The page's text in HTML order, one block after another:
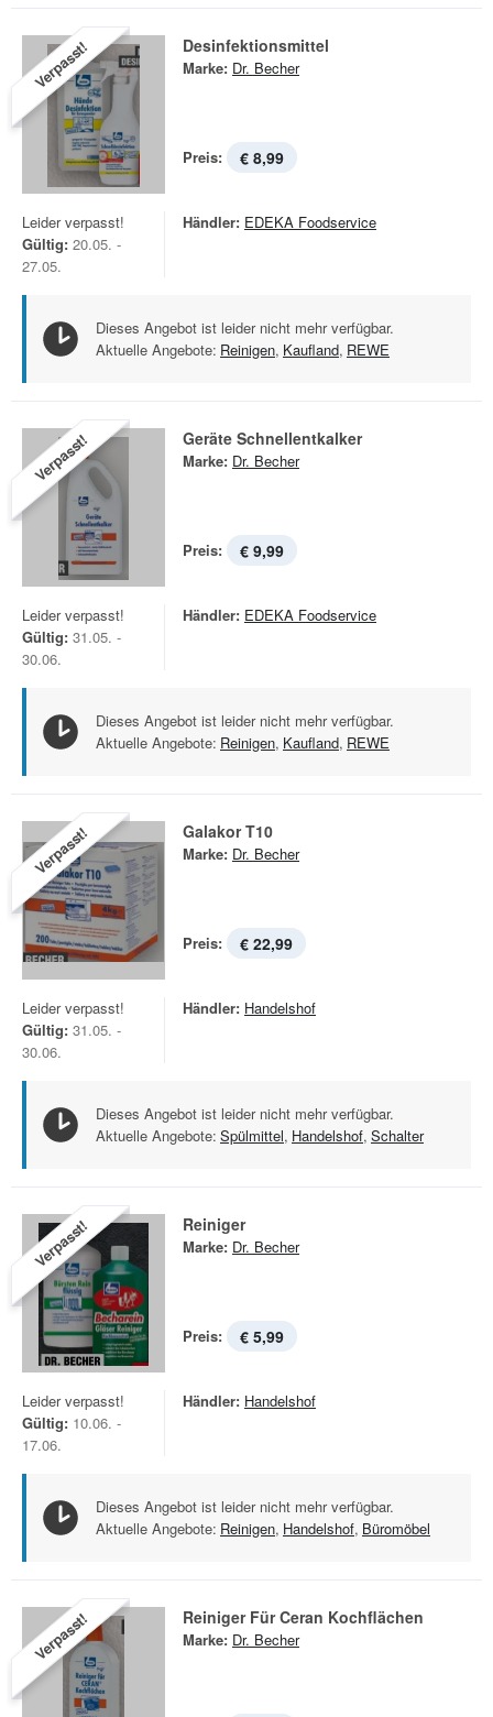
Verpasst! Desinfektionsmittel
Marke: Dr. Becher
Preis: € 8,99
Leider verpasst!
Gültig: 20.05. -
27.05.
Händler: EDEKA Foodservice
Dieses Angebot ist leider nicht mehr verfügbar.
Aktuelle Angebote: Reinigen, Kaufland, REWE
Verpasst! Geräte Schnellentkalker
Marke: Dr. Becher
Preis: € 9,99
Leider verpasst!
Gültig: 31.05. -
30.06.
Händler: EDEKA Foodservice
Dieses Angebot ist leider nicht mehr verfügbar.
Aktuelle Angebote: Reinigen, Kaufland, REWE
Verpasst! Galakor T10
Marke: Dr. Becher
Preis: € 22,99
Leider verpasst!
Gültig: 31.05. -
30.06.
Händler: Handelshof
Dieses Angebot ist leider nicht mehr verfügbar.
Aktuelle Angebote: Spülmittel, Handelshof, Schalter
Verpasst! Reiniger
Marke: Dr. Becher
Preis: € 5,99
Leider verpasst!
Gültig: 10.06. -
17.06.
Händler: Handelshof
Dieses Angebot ist leider nicht mehr verfügbar.
Aktuelle Angebote: Reinigen, Handelshof, Büromöbel
Verpasst! Reiniger Für Ceran Kochflächen
Marke: Dr. Becher